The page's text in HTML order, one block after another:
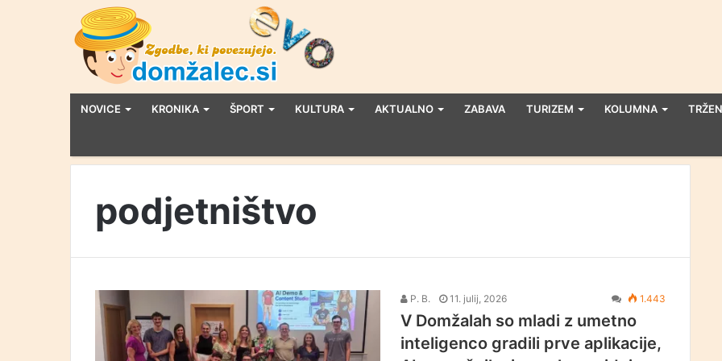
NOVICE KRONIKA ŠPORT KULTURA AKTUALNO ZABAVA TURIZEM KOLUMNA
podjetništvo
P. B. 11. julij, 2026 1.443
V Domžalah so mladi z umetno
inteligenco gradili prve aplikacije,